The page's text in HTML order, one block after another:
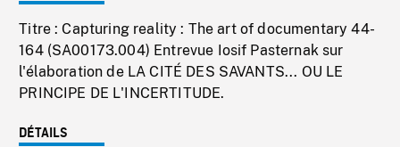
Titre : Capturing reality : The art of documentary 44-
164 (SA00173.004) Entrevue Iosif Pasternak sur
l'élaboration de LA CITÉ DES SAVANTS... OU LE
PRINCIPE DE L'INCERTITUDE.
DÉTAILS